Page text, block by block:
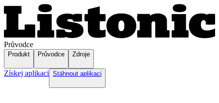
Průvodce
Produkt Průvodce Zdroje
Získej aplikaci Stáhnout aplikaci